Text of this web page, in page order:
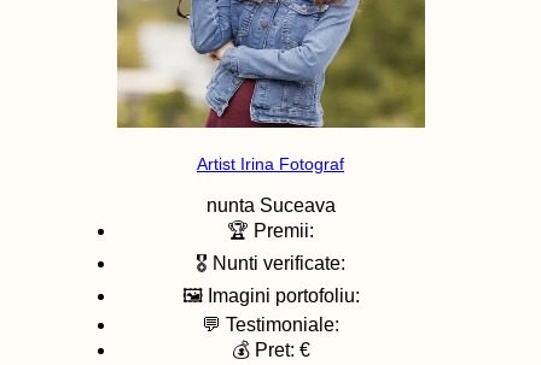
Artist Irina Fotograf
nunta Suceava
🏆 Premii:
🎖️ Nunti verificate:
🖼️ Imagini portofoliu:
💬 Testimoniale:
💰 Pret: €